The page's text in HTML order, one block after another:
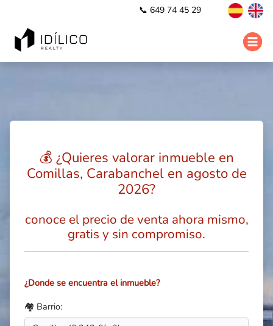
📞 649 74 45 29
💰 ¿Quieres valorar inmueble en
Comillas, Carabanchel en agosto de
2026?
conoce el precio de venta ahora mismo,
gratis y sin compromiso.
¿Donde se encuentra el inmueble?
🏘️ Barrio: